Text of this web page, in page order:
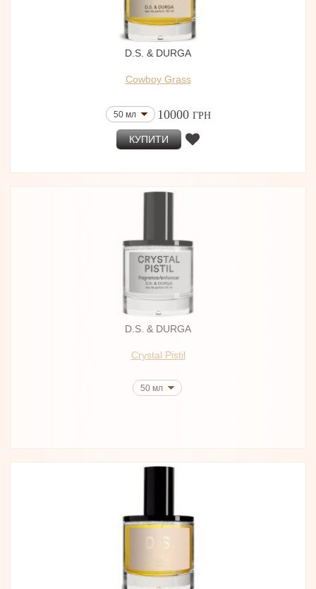
D.S. & DURGA
Cowboy Grass
50 мл 10000 ГРН
КУПИТИ
D.S. & DURGA
Crystal Pistil
50 мл